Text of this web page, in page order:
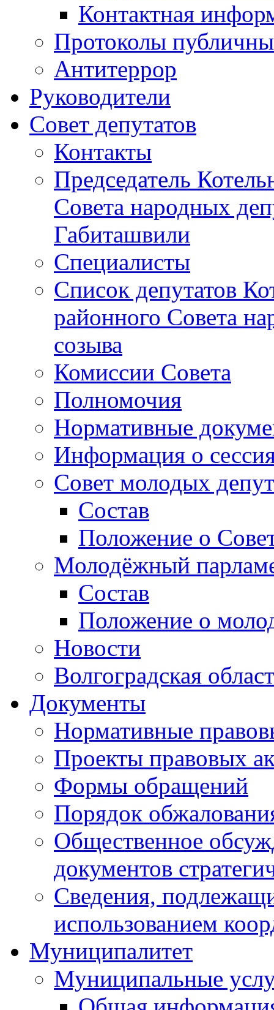
Контактная
Протоколы
Антитеррор
Руководители
Совет депутатов
Контакты
Председатель
Совета народных
Габиташвили
Специалисты
Список депутатов
районного Совета
созыва
Комиссии Совета
Полномочия
Нормативные
Информация о
Совет молодых
Состав
Положение о
Молодёжный
Состав
Положение о
Новости
Волгоградская
Документы
Нормативные
Проекты правовых
Формы обращений
Порядок
Общественное
документов
Сведения,
использованием
Муниципалитет
Муниципальные